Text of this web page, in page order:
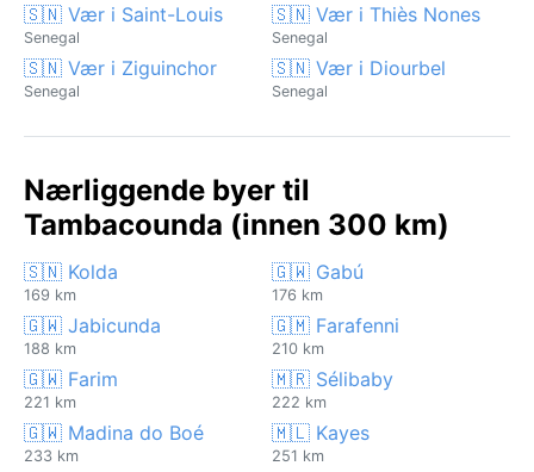
🇸🇳 Vær i Saint-Louis
Senegal
🇸🇳 Vær i Thiès Nones
Senegal
🇸🇳 Vær i Ziguinchor
Senegal
🇸🇳 Vær i Diourbel
Senegal
Nærliggende byer til
Tambacounda (innen 300 km)
🇸🇳 Kolda
169 km
🇬🇼 Gabú
176 km
🇬🇼 Jabicunda
188 km
🇬🇲 Farafenni
210 km
🇬🇼 Farim
221 km
🇲🇷 Sélibaby
222 km
🇬🇼 Madina do Boé
233 km
🇲🇱 Kayes
251 km